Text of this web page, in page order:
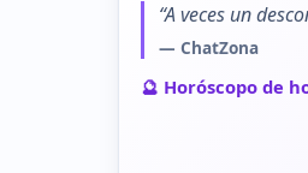
“A veces un
— ChatZona
🔮 Horóscopo de